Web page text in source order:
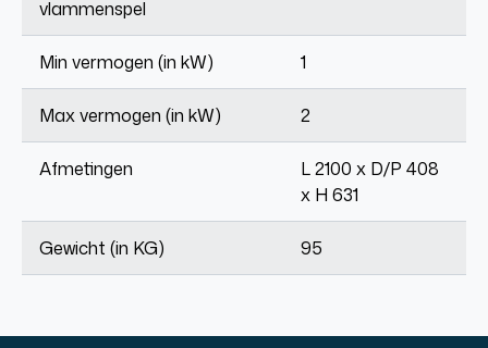
vlammenspel
Min vermogen (in kW) 1
Max vermogen (in kW) 2
Afmetingen
L 2100 x D/P 408
x H 631
Gewicht (in KG) 95